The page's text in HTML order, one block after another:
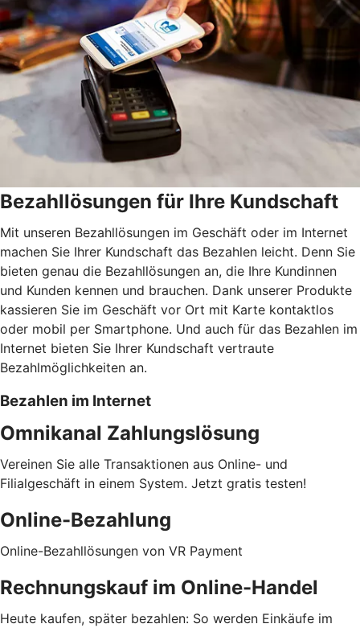
Bezahllösungen für Ihre Kundschaft
Mit unseren Bezahllösungen im Geschäft oder im Internet
machen Sie Ihrer Kundschaft das Bezahlen leicht. Denn Sie
bieten genau die Bezahllösungen an, die Ihre Kundinnen
und Kunden kennen und brauchen. Dank unserer Produkte
kassieren Sie im Geschäft vor Ort mit Karte kontaktlos
oder mobil per Smartphone. Und auch für das Bezahlen im
Internet bieten Sie Ihrer Kundschaft vertraute
Bezahlmöglichkeiten an.
Bezahlen im Internet
Omnikanal Zahlungslösung
Vereinen Sie alle Transaktionen aus Online- und
Filialgeschäft in einem System. Jetzt gratis testen!
Online-Bezahlung
Online-Bezahllösungen von VR Payment
Rechnungskauf im Online-Handel
Heute kaufen, später bezahlen: So werden Einkäufe im